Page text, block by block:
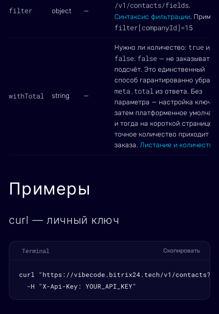
filter object —
/v1/contacts/fields.
Синтаксис фильтрации.
filter[companyId]=15
withTotal string —
Нужно ли количество: true или
false. false — не заказывать
подсчёт. Это единственный
способ гарантированно убрать
meta.total из ответа. Без
параметра — настройка ключа,
затем платформенное
и тогда на короткой странице
точное количество приходит и
заказа. Листание и количество
Примеры
curl — личный ключ
Terminal Скопировать
curl "https://vibecode.bitrix24.tech/v1/
  -H "X-Api-Key: YOUR_API_KEY"